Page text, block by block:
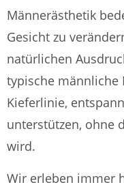
Männerästhetik
Gesicht zu
natürlichen
typische männliche
Kieferlinie,
unterstützen, ohne
wird.
Wir erleben immer